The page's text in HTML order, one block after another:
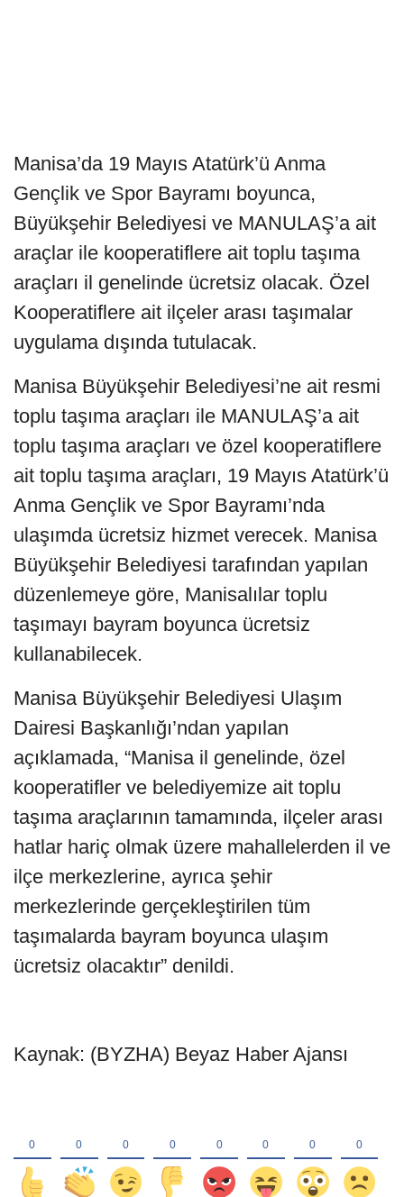
Manisa’da 19 Mayıs Atatürk’ü Anma
Gençlik ve Spor Bayramı boyunca,
Büyükşehir Belediyesi ve MANULAŞ’a ait
araçlar ile kooperatiflere ait toplu taşıma
araçları il genelinde ücretsiz olacak. Özel
Kooperatiflere ait ilçeler arası taşımalar
uygulama dışında tutulacak.
Manisa Büyükşehir Belediyesi’ne ait resmi
toplu taşıma araçları ile MANULAŞ’a ait
toplu taşıma araçları ve özel kooperatiflere
ait toplu taşıma araçları, 19 Mayıs Atatürk’ü
Anma Gençlik ve Spor Bayramı’nda
ulaşımda ücretsiz hizmet verecek. Manisa
Büyükşehir Belediyesi tarafından yapılan
düzenlemeye göre, Manisalılar toplu
taşımayı bayram boyunca ücretsiz
kullanabilecek.
Manisa Büyükşehir Belediyesi Ulaşım
Dairesi Başkanlığı’ndan yapılan
açıklamada, “Manisa il genelinde, özel
kooperatifler ve belediyemize ait toplu
taşıma araçlarının tamamında, ilçeler arası
hatlar hariç olmak üzere mahallelerden il ve
ilçe merkezlerine, ayrıca şehir
merkezlerinde gerçekleştirilen tüm
taşımalarda bayram boyunca ulaşım
ücretsiz olacaktır” denildi.
Kaynak: (BYZHA) Beyaz Haber Ajansı